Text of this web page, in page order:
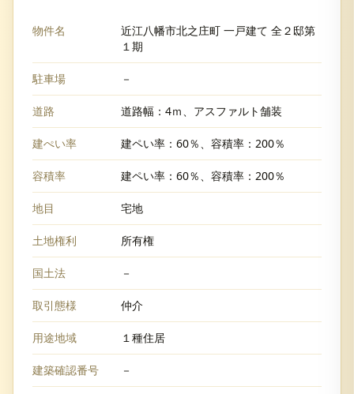
物件名
近江八幡市北之庄町 一戸建て 全２邸第
１期
駐車場 －
道路 道路幅：4ｍ、アスファルト舗装
建ぺい率 建ペい率：60％、容積率：200％
容積率 建ペい率：60％、容積率：200％
地目 宅地
土地権利 所有権
国土法 －
取引態様 仲介
用途地域 １種住居
建築確認番号 －